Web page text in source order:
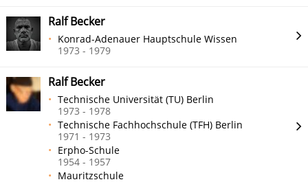
Ralf Becker
Konrad-Adenauer Hauptschule Wissen
1973 - 1979
Ralf Becker
Technische Universität (TU) Berlin
1973 - 1978
Technische Fachhochschule (TFH) Berlin
1971 - 1973
Erpho-Schule
1954 - 1957
Mauritzschule